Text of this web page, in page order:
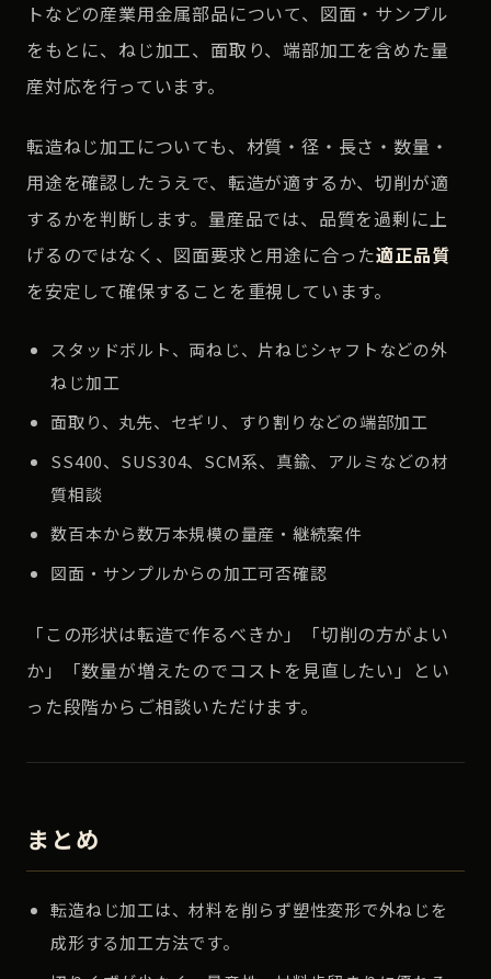
トなどの産業用金属部品について、図面・サンプル
をもとに、ねじ加工、面取り、端部加工を含めた量
産対応を行っています。
転造ねじ加工についても、材質・径・長さ・数量・
用途を確認したうえで、転造が適するか、切削が適
するかを判断します。量産品では、品質を過剰に上
げるのではなく、図面要求と用途に合った適正品質
を安定して確保することを重視しています。
スタッドボルト、両ねじ、片ねじシャフトなどの外
ねじ加工
面取り、丸先、セギリ、すり割りなどの端部加工
SS400、SUS304、SCM系、真鍮、アルミなどの材
質相談
数百本から数万本規模の量産・継続案件
図面・サンプルからの加工可否確認
「この形状は転造で作るべきか」「切削の方がよい
か」「数量が増えたのでコストを見直したい」とい
った段階からご相談いただけます。
まとめ
転造ねじ加工は、材料を削らず塑性変形で外ねじを
成形する加工方法です。